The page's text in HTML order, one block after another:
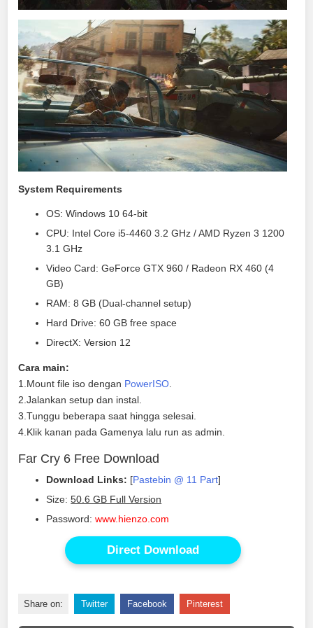
System Requirements
OS: Windows 10 64-bit
CPU: Intel Core i5-4460 3.2 GHz / AMD Ryzen 3 1200
3.1 GHz
Video Card: GeForce GTX 960 / Radeon RX 460 (4
GB)
RAM: 8 GB (Dual-channel setup)
Hard Drive: 60 GB free space
DirectX: Version 12
Cara main:
1.Mount file iso dengan PowerISO
2.Jalankan setup dan instal.
3.Tunggu beberapa saat hingga selesai.
4.Klik kanan pada Gamenya lalu run as admin.
Far Cry 6 Free Download
Download Links: [Pastebin @ 11 Part]
Size:50.6 GB Full Version
Password:www.hienzo.com
Direct Download
Share on: Twitter Facebook Pinterest